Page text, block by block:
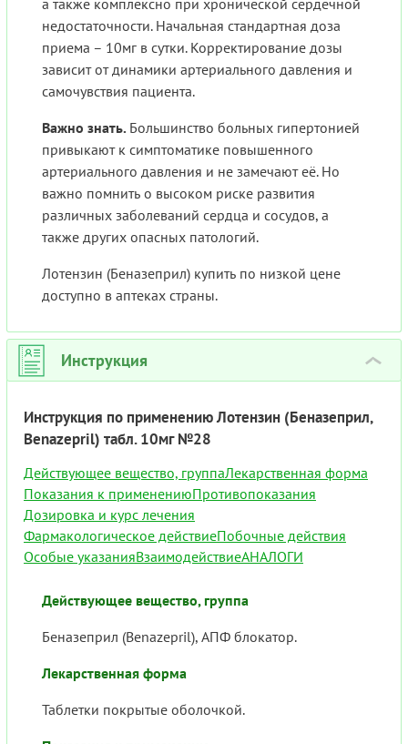
а также комплексно при хронической сердечной
недостаточности. Начальная стандартная доза
приема – 10мг в сутки. Корректирование дозы
зависит от динамики артериального давления и
самочувствия пациента.
Важно знать. Большинство больных гипертонией
привыкают к симптоматике повышенного
артериального давления и не замечают её. Но
важно помнить о высоком риске развития
различных заболеваний сердца и сосудов, а
также других опасных патологий.
Лотензин (Беназеприл) купить по низкой цене
доступно в аптеках страны.
Инструкция ›
Инструкция по применению Лотензин (Беназеприл,
Benazepril) табл. 10мг №28
Действующее вещество, группаЛекарственная форма
Показания к применениюПротивопоказания
Дозировка и курс лечения
Фармакологическое действиеПобочные действия
Особые указанияВзаимодействиеАНАЛОГИ
Действующее вещество, группа
Беназеприл (Benazepril), АПФ блокатор.
Лекарственная форма
Таблетки покрытые оболочкой.